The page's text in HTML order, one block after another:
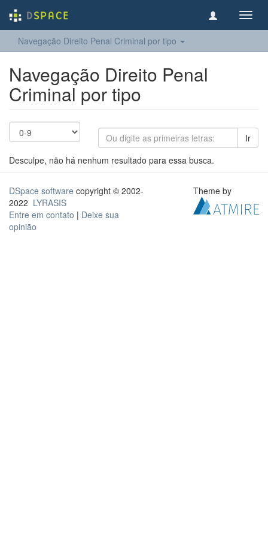
Navegação Direito Penal Criminal por tipo
Navegação Direito Penal
Criminal por tipo
Ir
Desculpe, não há nenhum resultado para essa busca.
DSpace software copyright © 2002-
2022 LYRASIS
Entre em contato | Deixe sua
opinião
Theme by